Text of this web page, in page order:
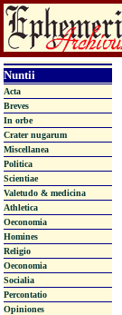
Nuntii
Acta
Breves
In orbe
Crater nugarum
Miscellanea
Politica
Scientiae
Valetudo & medicina
Athletica
Oeconomia
Homines
Religio
Oeconomia
Socialia
Percontatio
Opiniones